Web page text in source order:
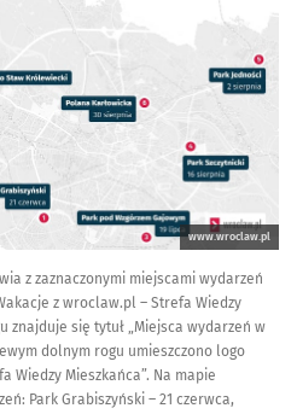
www.wroclaw.pl
z zaznaczonymi miejscami wydarzeń
z wroclaw.pl – Strefa Wiedzy
znajduje się tytuł „Miejsca wydarzeń w
dolnym rogu umieszczono logo
Wiedzy Mieszkańca”. Na mapie
Park Grabiszyński – 21 czerwca,